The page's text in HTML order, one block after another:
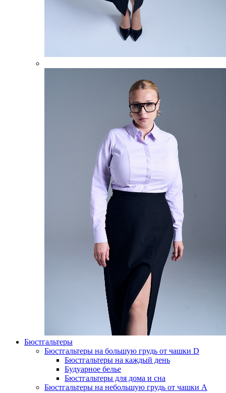
Бюстгальтеры
Бюстгальтеры на большую грудь от чашки D
Бюстгальтеры на каждый день
Будуарное белье
Бюстгальтеры для дома и сна
Бюстгальтеры на небольшую грудь от чашки А